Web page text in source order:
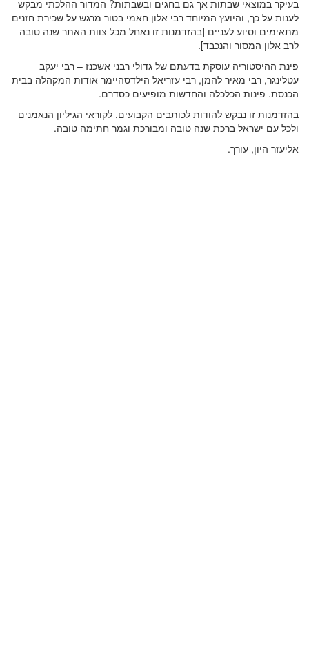
בעיקר במוצאי שבתות אך גם בחגים ובשבתות? המדור ההלכתי מבקש
לענות על כך, והיועץ המיוחד רבי אלון חאמי בטור מרגש על שכירת חזנים
מתאימים וסיוע לעניים [בהזדמנות זו נאחל מכל צוות האתר שנה טובה
לרב אלון המסור והנכבד].
פינת ההיסטוריה עוסקת בדעתם של גדולי רבני אשכנז – רבי יעקב
עטלינגר, רבי מאיר להמן, רבי עזריאל הילדסהיימר אודות המקהלה בבית
הכנסת. פינות הכלכלה והחדשות מופיעים כסדרם.
בהזדמנות זו נבקש להודות לכותבים הקבועים, לקוראי הגיליון הנאמנים
ולכל עם ישראל ברכת שנה טובה ומבורכת וגמר חתימה טובה.
אליעזר היון, עורך.